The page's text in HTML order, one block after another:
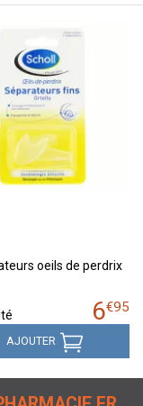
oeils de perdrix
6€95
AJOUTER